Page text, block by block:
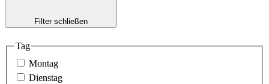
Filter schließen
Tag
Montag
Dienstag